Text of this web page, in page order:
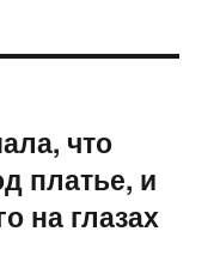
что
платье, и
на глазах